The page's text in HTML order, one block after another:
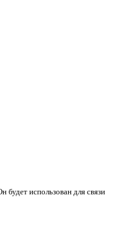
будет использован для связи